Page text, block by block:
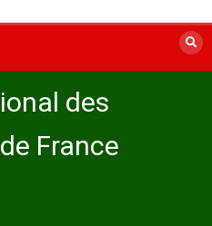
des
France